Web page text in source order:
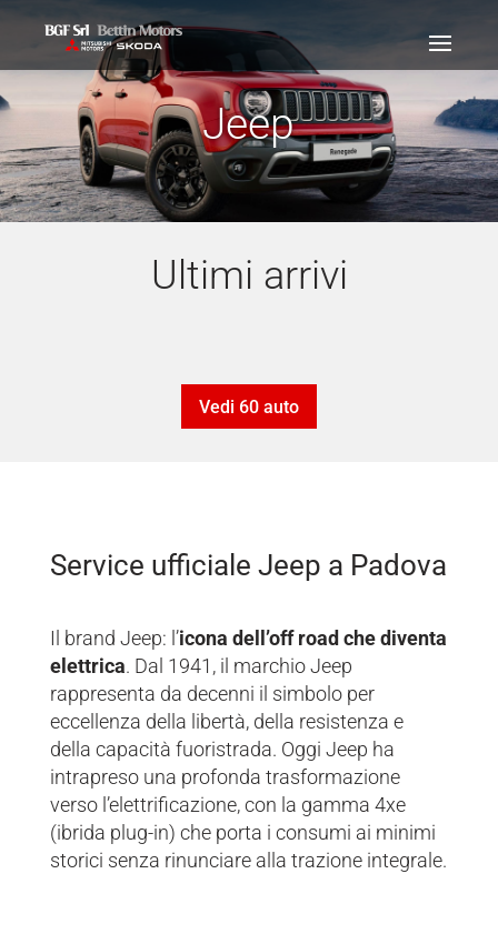
Jeep
Ultimi arrivi
Vedi 60 auto
Service ufficiale Jeep a Padova
Il brand Jeep: l’icona dell’off road che diventa
elettrica. Dal 1941, il marchio Jeep
rappresenta da decenni il simbolo per
eccellenza della libertà, della resistenza e
della capacità fuoristrada. Oggi Jeep ha
intrapreso una profonda trasformazione
verso l’elettrificazione, con la gamma 4xe
(ibrida plug-in) che porta i consumi ai minimi
storici senza rinunciare alla trazione integrale.